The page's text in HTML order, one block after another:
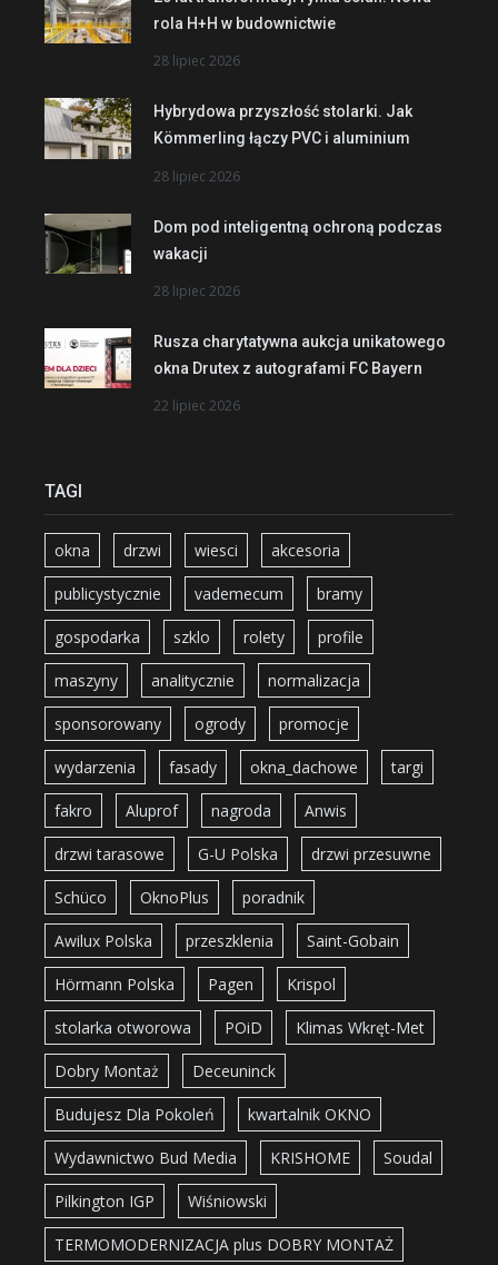
rola H+H w budownictwie
28 lipiec 2026
Hybrydowa przyszłość stolarki. Jak
Kömmerling łączy PVC i aluminium
28 lipiec 2026
Dom pod inteligentną ochroną podczas
wakacji
28 lipiec 2026
Rusza charytatywna aukcja unikatowego
okna Drutex z autografami FC Bayern
22 lipiec 2026
TAGI
okna drzwi wiesci akcesoria
publicystycznie vademecum bramy
gospodarka szklo rolety profile
maszyny analitycznie normalizacja
sponsorowany ogrody promocje
wydarzenia fasady okna_dachowe targi
fakro Aluprof nagroda Anwis
drzwi tarasowe G-U Polska drzwi przesuwne
Schüco OknoPlus poradnik
Awilux Polska przeszklenia Saint-Gobain
Hörmann Polska Pagen Krispol
stolarka otworowa POiD Klimas Wkręt-Met
Dobry Montaż Deceuninck
Budujesz Dla Pokoleń kwartalnik OKNO
Wydawnictwo Bud Media KRISHOME Soudal
Pilkington IGP Wiśniowski
TERMOMODERNIZACJA plus DOBRY MONTAŻ